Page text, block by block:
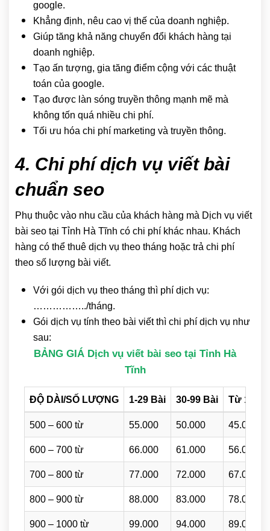
google.
Khẳng định, nêu cao vị thế của doanh nghiệp.
Giúp tăng khả năng chuyển đổi khách hàng tại
doanh nghiệp.
Tạo ấn tượng, gia tăng điểm cộng với các thuật
toán của google.
Tạo được làn sóng truyền thông mạnh mẽ mà
không tốn quá nhiều chi phí.
Tối ưu hóa chi phí marketing và truyền thông.
4. Chi phí dịch vụ viết bài
chuẩn seo
Phụ thuộc vào nhu cầu của khách hàng mà Dịch vụ viết
bài seo tại Tỉnh Hà Tĩnh có chi phí khác nhau. Khách
hàng có thể thuê dịch vụ theo tháng hoặc trả chi phí
theo số lượng bài viết.
Với gói dịch vụ theo tháng thì phí dịch vụ:
……………../tháng.
Gói dịch vụ tính theo bài viết thì chi phí dịch vụ như
sau:
BẢNG GIÁ Dịch vụ viết bài seo tại Tỉnh Hà
Tĩnh
ĐỘ DÀI/SỐ LƯỢNG 1-29 Bài 30-99 Bài Từ 100
500 – 600 từ 55.000 50.000 45.000
600 – 700 từ 66.000 61.000 56.000
700 – 800 từ 77.000 72.000 67.000
800 – 900 từ 88.000 83.000 78.000
900 – 1000 từ 99.000 94.000 89.000